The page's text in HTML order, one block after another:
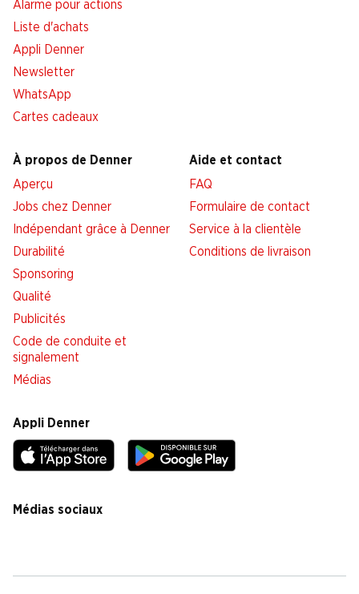
Alarme pour actions
Liste d'achats
Appli Denner
Newsletter
WhatsApp
Cartes cadeaux
À propos de Denner
Aperçu
Jobs chez Denner
Indépendant grâce à Denner
Durabilité
Sponsoring
Qualité
Publicités
Code de conduite et
signalement
Médias
Aide et contact
FAQ
Formulaire de contact
Service à la clientèle
Conditions de livraison
Appli Denner
Médias sociaux